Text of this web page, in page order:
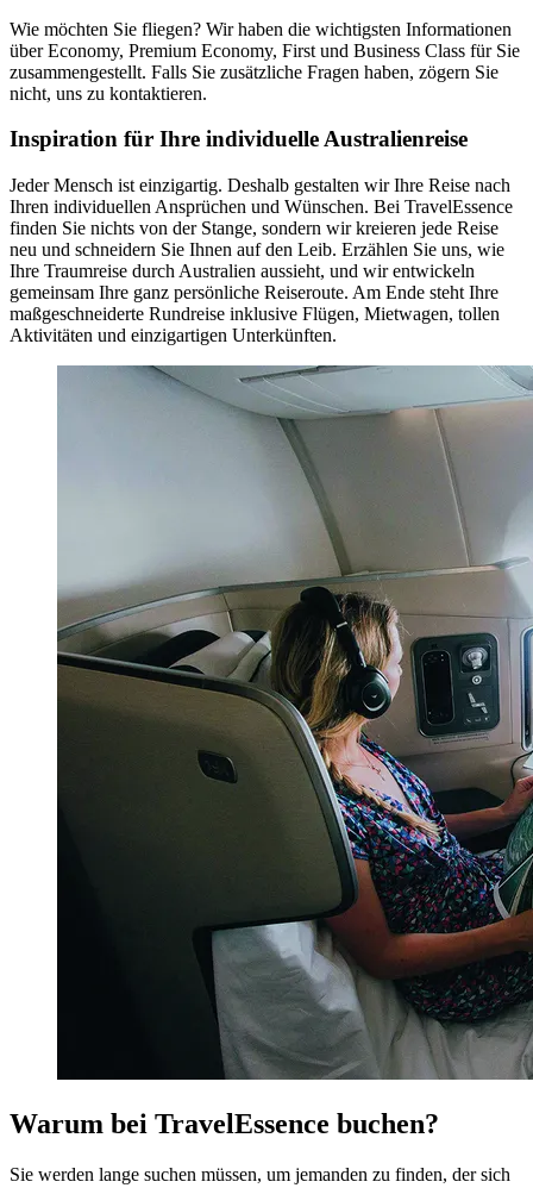
Wie möchten Sie fliegen? Wir haben die wichtigsten Informationen
über Economy, Premium Economy, First und Business Class für Sie
zusammengestellt. Falls Sie zusätzliche Fragen haben, zögern Sie
nicht, uns zu kontaktieren.
Inspiration für Ihre individuelle Australienreise
Jeder Mensch ist einzigartig. Deshalb gestalten wir Ihre Reise nach
Ihren individuellen Ansprüchen und Wünschen. Bei TravelEssence
finden Sie nichts von der Stange, sondern wir kreieren jede Reise
neu und schneidern Sie Ihnen auf den Leib. Erzählen Sie uns, wie
Ihre Traumreise durch Australien aussieht, und wir entwickeln
gemeinsam Ihre ganz persönliche Reiseroute. Am Ende steht Ihre
maßgeschneiderte Rundreise inklusive Flügen, Mietwagen, tollen
Aktivitäten und einzigartigen Unterkünften.
Warum bei TravelEssence buchen?
Sie werden lange suchen müssen, um jemanden zu finden, der sich